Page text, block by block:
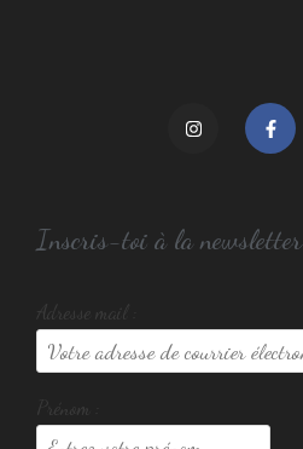
Inscris-toi à la newsletter
Adresse mail :
Prénom :